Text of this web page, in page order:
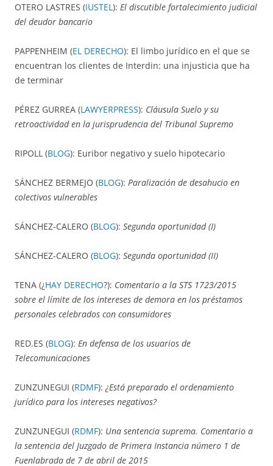
OTERO LASTRES (IUSTEL): El discutible fortalecimiento judicial
del deudor bancario
PAPPENHEIM (EL DERECHO): El limbo jurídico en el que se
encuentran los clientes de Interdin: una injusticia que ha
de terminar
PÉREZ GURREA (LAWYERPRESS): Cláusula Suelo y su
retroactividad en la jurisprudencia del Tribunal Supremo
RIPOLL (BLOG): Euribor negativo y suelo hipotecario
SÁNCHEZ BERMEJO (BLOG): Paralización de desahucio en
colectivos vulnerables
SÁNCHEZ-CALERO (BLOG): Segunda oportunidad (I)
SÁNCHEZ-CALERO (BLOG): Segunda oportunidad (II)
TENA (¿HAY DERECHO?): Comentario a la STS 1723/2015
sobre el límite de los intereses de demora en los préstamos
personales celebrados con consumidores
RED.ES (BLOG): En defensa de los usuarios de
Telecomunicaciones
ZUNZUNEGUI (RDMF): ¿Está preparado el ordenamiento
jurídico para los intereses negativos?
ZUNZUNEGUI (RDMF): Una sentencia suprema. Comentario a
la sentencia del Juzgado de Primera Instancia número 1 de
Fuenlabrada de 7 de abril de 2015